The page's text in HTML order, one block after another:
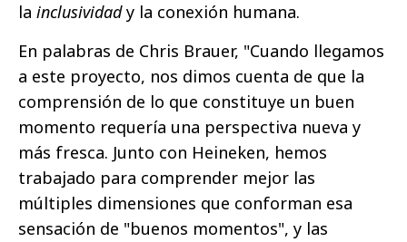
la inclusividady la conexión humana.
En palabras de Chris Brauer, "Cuando llegamos
a este proyecto, nos dimos cuenta de que la
comprensión de lo que constituye un buen
momento requería una perspectiva nueva y
más fresca. Junto con Heineken, hemos
trabajado para comprender mejor las
múltiples dimensiones que conforman esa
sensación de "buenos momentos", y las